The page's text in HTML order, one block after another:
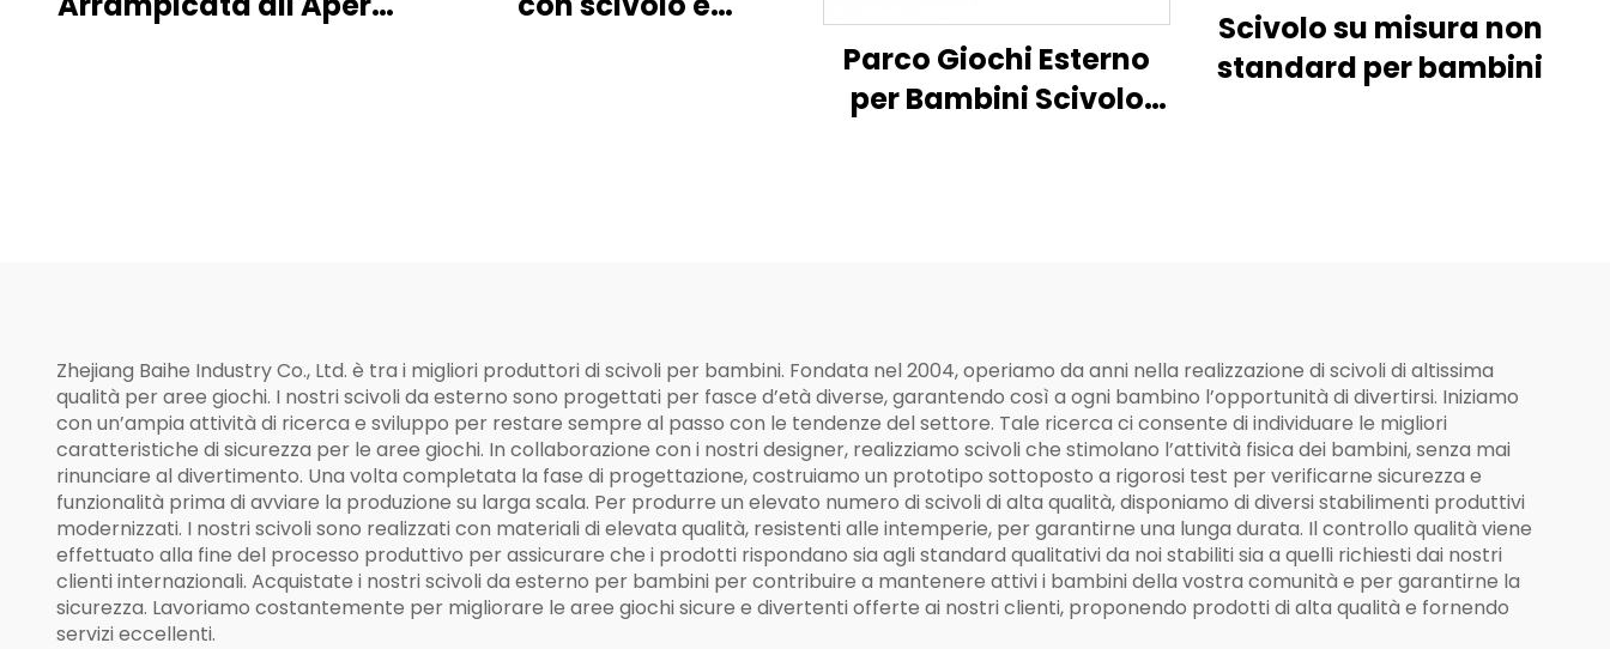
Parco Giochi Esterno
per Bambini Scivolo
Scivolo su misura non
standard per bambini
Zhejiang Baihe Industry Co., Ltd. è tra i migliori produttori di scivoli per bambini. Fondata nel 2004, operiamo da anni nella realizzazione di scivoli di altissima
qualità per aree giochi. I nostri scivoli da esterno sono progettati per fasce d’età diverse, garantendo così a ogni bambino l’opportunità di divertirsi. Iniziamo
con un’ampia attività di ricerca e sviluppo per restare sempre al passo con le tendenze del settore. Tale ricerca ci consente di individuare le migliori
caratteristiche di sicurezza per le aree giochi. In collaborazione con i nostri designer, realizziamo scivoli che stimolano l’attività fisica dei bambini, senza mai
rinunciare al divertimento. Una volta completata la fase di progettazione, costruiamo un prototipo sottoposto a rigorosi test per verificarne sicurezza e
funzionalità prima di avviare la produzione su larga scala. Per produrre un elevato numero di scivoli di alta qualità, disponiamo di diversi stabilimenti produttivi
modernizzati. I nostri scivoli sono realizzati con materiali di elevata qualità, resistenti alle intemperie, per garantirne una lunga durata. Il controllo qualità viene
effettuato alla fine del processo produttivo per assicurare che i prodotti rispondano sia agli standard qualitativi da noi stabiliti sia a quelli richiesti dai nostri
clienti internazionali. Acquistate i nostri scivoli da esterno per bambini per contribuire a mantenere attivi i bambini della vostra comunità e per garantirne la
sicurezza. Lavoriamo costantemente per migliorare le aree giochi sicure e divertenti offerte ai nostri clienti, proponendo prodotti di alta qualità e fornendo
servizi eccellenti.